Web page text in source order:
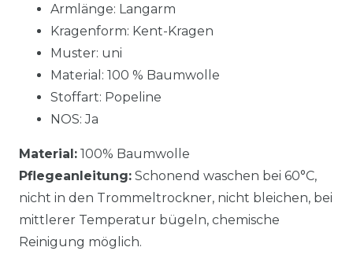
Armlänge: Langarm
Kragenform: Kent-Kragen
Muster: uni
Material: 100 % Baumwolle
Stoffart: Popeline
NOS: Ja
Material: 100% Baumwolle
Pflegeanleitung: Schonend waschen bei 60°C,
nicht in den Trommeltrockner, nicht bleichen, bei
mittlerer Temperatur bügeln, chemische
Reinigung möglich.